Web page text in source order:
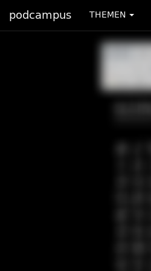
podcampus THEMEN